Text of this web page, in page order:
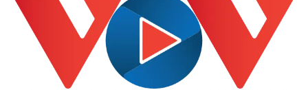
Kinh tế
Bất động sản
Khởi nghiệp
Thị
Giá